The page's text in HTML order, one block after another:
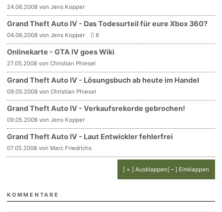
24.06.2008 von Jens Kopper
Grand Theft Auto IV - Das Todesurteil für eure Xbox 360?
04.06.2008 von Jens Kopper 6
Onlinekarte - GTA IV goes Wiki
27.05.2008 von Christian Phiesel
Grand Theft Auto IV - Lösungsbuch ab heute im Handel
09.05.2008 von Christian Phiesel
Grand Theft Auto IV - Verkaufsrekorde gebrochen!
09.05.2008 von Jens Kopper
Grand Theft Auto IV - Laut Entwickler fehlerfrei
07.05.2008 von Marc Friedrichs
[ + ] Ausklappen[ – ] Einklappen
KOMMENTARE